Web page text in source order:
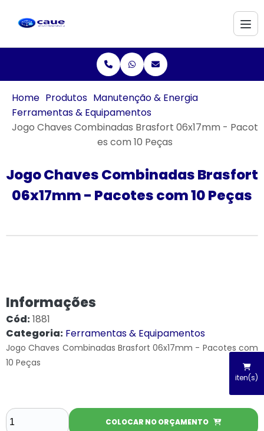
iten(s)
Home Produtos Manutenção & Energia
Ferramentas & Equipamentos
Jogo Chaves Combinadas Brasfort 06x17mm - Pacot
es com 10 Peças
Jogo Chaves Combinadas Brasfort
06x17mm - Pacotes com 10 Peças
Informações
Cód:1881
Categoria: Ferramentas & Equipamentos
Jogo Chaves Combinadas Brasfort 06x17mm - Pacotes com
10 Peças
COLOCAR NO ORÇAMENTO